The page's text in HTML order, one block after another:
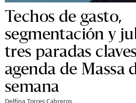
Techos de gasto,
segmentación y
tres paradas
agenda de Massa
semana
Delfina Torres Cabreros